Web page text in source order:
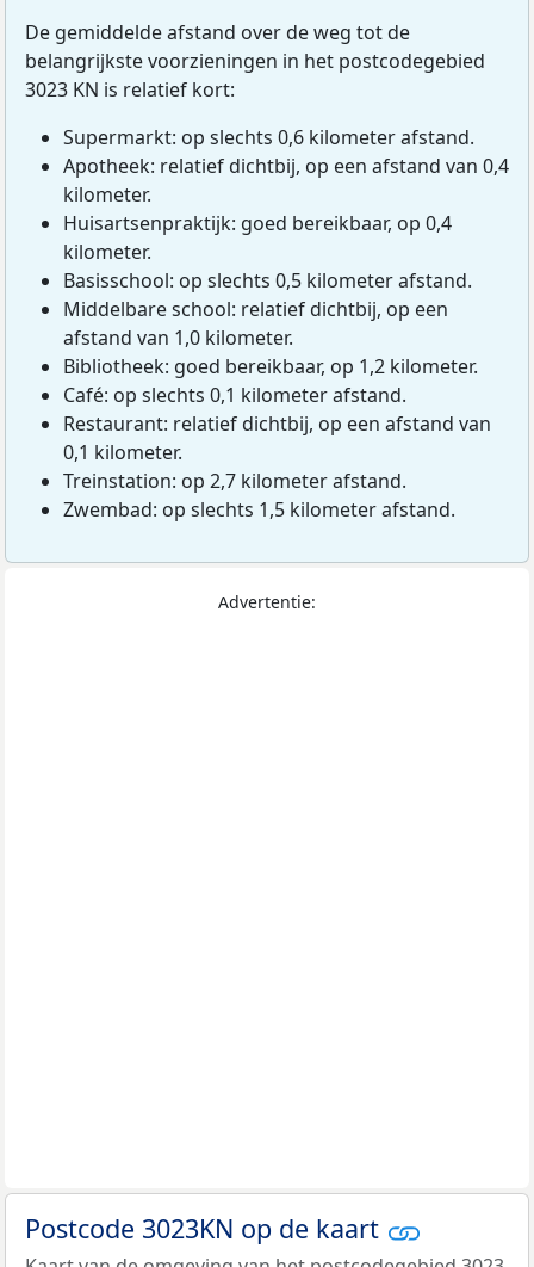
De gemiddelde afstand over de weg tot de
belangrijkste voorzieningen in het postcodegebied
3023 KN is relatief kort:
Supermarkt: op slechts 0,6 kilometer afstand.
Apotheek: relatief dichtbij, op een afstand van 0,4
kilometer.
Huisartsenpraktijk: goed bereikbaar, op 0,4
kilometer.
Basisschool: op slechts 0,5 kilometer afstand.
Middelbare school: relatief dichtbij, op een
afstand van 1,0 kilometer.
Bibliotheek: goed bereikbaar, op 1,2 kilometer.
Café: op slechts 0,1 kilometer afstand.
Restaurant: relatief dichtbij, op een afstand van
0,1 kilometer.
Treinstation: op 2,7 kilometer afstand.
Zwembad: op slechts 1,5 kilometer afstand.
Advertentie:
Postcode 3023KN op de kaart